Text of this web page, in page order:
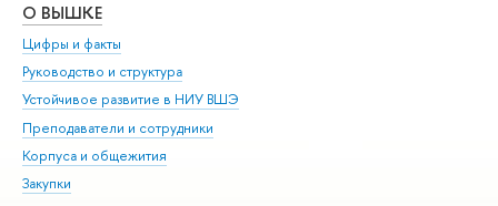
О ВЫШКЕ
Цифры и факты
Руководство и структура
Устойчивое развитие в НИУ ВШЭ
Преподаватели и сотрудники
Корпуса и общежития
Закупки